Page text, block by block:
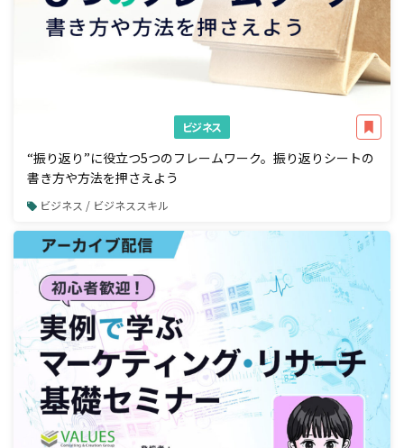
ビジネス
“振り返り”に役立つ5つのフレームワーク。振り返りシートの
書き方や方法を押さえよう
ビジネス / ビジネススキル